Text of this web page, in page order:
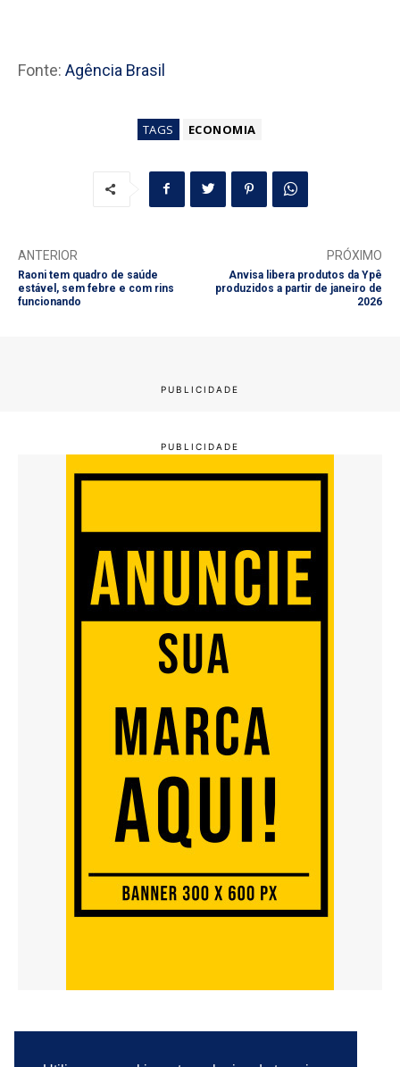
Fonte: Agência Brasil
TAGS ECONOMIA
ANTERIOR
Raoni tem quadro de saúde
estável, sem febre e com rins
funcionando
PRÓXIMO
Anvisa libera produtos da Ypê
produzidos a partir de janeiro de
2026